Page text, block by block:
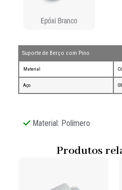
Suporte de Berço com Pino
Material
Aço
Material: Polímero
Produtos